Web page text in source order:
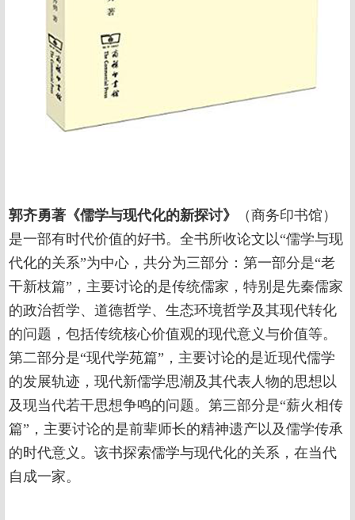
郭齐勇著《儒学与现代化的新探讨》
（商务印书馆）
是一部有时代价值的好书。全书所收论文以“儒学与现
代化的关系”为中心，共分为三部分：第一部分是“老
干新枝篇”，主要讨论的是传统儒家，特别是先秦儒家
的政治哲学、道德哲学、生态环境哲学及其现代转化
的问题，包括传统核心价值观的现代意义与价值等。
第二部分是“现代学苑篇”，主要讨论的是近现代儒学
的发展轨迹，现代新儒学思潮及其代表人物的思想以
及现当代若干思想争鸣的问题。第三部分是“薪火相传
篇”，主要讨论的是前辈师长的精神遗产以及儒学传承
的时代意义。该书探索儒学与现代化的关系，在当代
自成一家。